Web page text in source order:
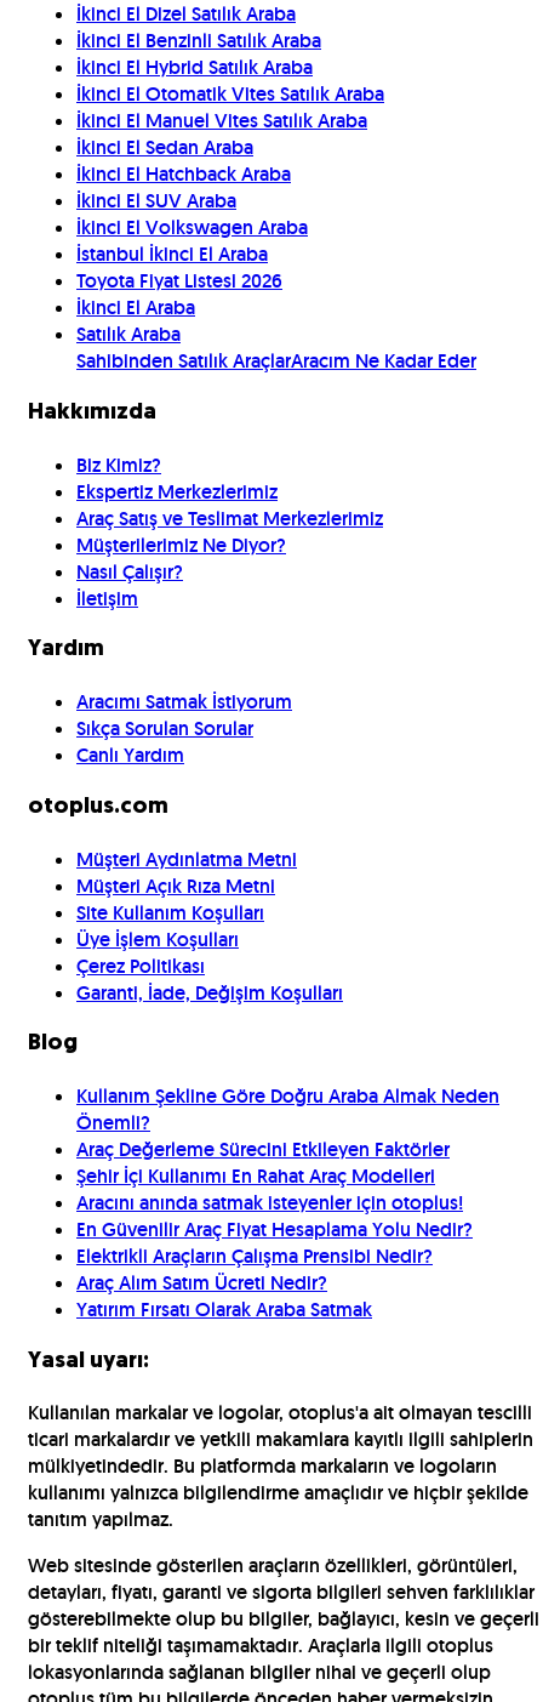
İkinci El Dizel Satılık Araba
İkinci El Benzinli Satılık Araba
İkinci El Hybrid Satılık Araba
İkinci El Otomatik Vites Satılık Araba
İkinci El Manuel Vites Satılık Araba
İkinci El Sedan Araba
İkinci El Hatchback Araba
İkinci El SUV Araba
İkinci El Volkswagen Araba
İstanbul İkinci El Araba
Toyota Fiyat Listesi 2026
İkinci El Araba
Satılık Araba
Sahibinden Satılık AraçlarAracım Ne Kadar Eder
Hakkımızda
Biz Kimiz?
Ekspertiz Merkezlerimiz
Araç Satış ve Teslimat Merkezlerimiz
Müşterilerimiz Ne Diyor?
Nasıl Çalışır?
İletişim
Yardım
Aracımı Satmak İstiyorum
Sıkça Sorulan Sorular
Canlı Yardım
otoplus.com
Müşteri Aydınlatma Metni
Müşteri Açık Rıza Metni
Site Kullanım Koşulları
Üye İşlem Koşulları
Çerez Politikası
Garanti, İade, Değişim Koşulları
Blog
Kullanım Şekline Göre Doğru Araba Almak Neden
Önemli?
Araç Değerleme Sürecini Etkileyen Faktörler
Şehir İçi Kullanımı En Rahat Araç Modelleri
Aracını anında satmak isteyenler için otoplus!
En Güvenilir Araç Fiyat Hesaplama Yolu Nedir?
Elektrikli Araçların Çalışma Prensibi Nedir?
Araç Alım Satım Ücreti Nedir?
Yatırım Fırsatı Olarak Araba Satmak
Yasal uyarı:
Kullanılan markalar ve logolar, otoplus'a ait olmayan tescilli
ticari markalardır ve yetkili makamlara kayıtlı ilgili sahiplerin
mülkiyetindedir. Bu platformda markaların ve logoların
kullanımı yalnızca bilgilendirme amaçlıdır ve hiçbir şekilde
tanıtım yapılmaz.
Web sitesinde gösterilen araçların özellikleri, görüntüleri,
detayları, fiyatı, garanti ve sigorta bilgileri sehven farklılıklar
gösterebilmekte olup bu bilgiler, bağlayıcı, kesin ve geçerli
bir teklif niteliği taşımamaktadır. Araçlarla ilgili otoplus
lokasyonlarında sağlanan bilgiler nihai ve geçerli olup